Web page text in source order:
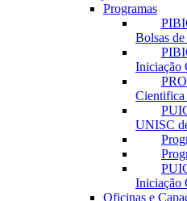
Programas
Bolsas
Iniciação
Cientifica
UNISC
Iniciação
Oficinas e